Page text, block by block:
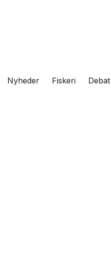
Nyheder Fiskeri Debat